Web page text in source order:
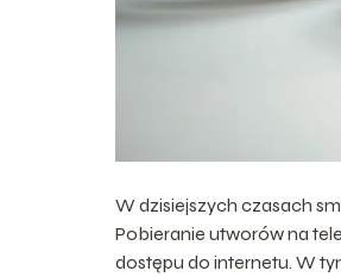
W dzisiejszych czasach
Pobieranie utworów na
dostępu do internetu. W